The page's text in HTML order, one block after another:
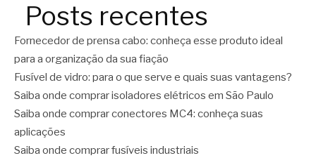
Posts recentes
Fornecedor de prensa cabo: conheça esse produto ideal
para a organização da sua fiação
Fusível de vidro: para o que serve e quais suas vantagens?
Saiba onde comprar isoladores elétricos em São Paulo
Saiba onde comprar conectores MC4: conheça suas
aplicações
Saiba onde comprar fusíveis industriais